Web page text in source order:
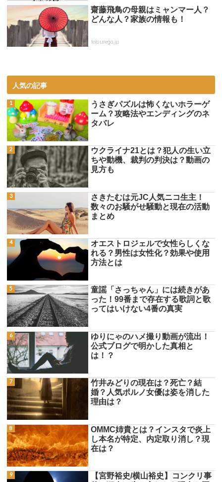
齋藤飛鳥の母親はミャンマー人？
どんな人？家族の情報も！
leisurego.jp
人気の記事
うさぎパズルは怖くないホラーゲ
ーム？攻略法やエンディングのネ
タバレ
ウクライナ21とは？犯人の生い立
ちや動機、裁判の判決は？動画の
見方も
さきたむは元JC人気ニコ生主！
数々のお騒がせ騒動と現在の活動
まとめ
オエストロジェルで女性らしくな
れる？男性は女性化？効果や使用
方法とは
童謡「さっちゃん」には続きがあ
った！99番まで存在する歌詞と歌
ってはいけない4番の真実
ゆりにゃのハメ撮り動画が流出！
公式ブログで明かした真相と
は！？
竹井みどりの現在は？死亡？結
婚？人気ポルノ女優は姿を消した
理由は？
OMMC姉貴とは？インスタで炎上
し本名が特定、内定取り消し？現
在は？
【宮野裕史/横山裕史】コンクリ事